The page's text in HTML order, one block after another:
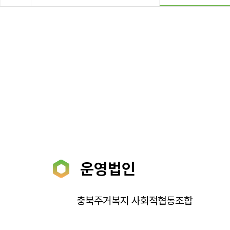
운영법인
충북주거복지 사회적협동조합